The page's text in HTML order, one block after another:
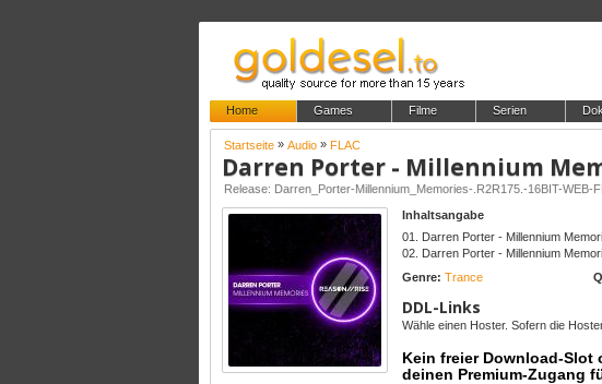
Home Games Filme Serien
Startseite » Audio » FLAC
Darren Porter - Millennium
Release: Darren_Porter-Millennium_Memories-.R2R175.-16BIT-WEB-
Inhaltsangabe
01. Darren Porter - Millennium
02. Darren Porter - Millennium
Genre: Trance
DDL-Links
Wähle einen Hoster. Sofern die
Kein freier Download-Slot
deinen Premium-Zugang